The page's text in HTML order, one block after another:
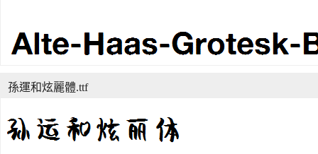
孫運和炫麗體.ttf